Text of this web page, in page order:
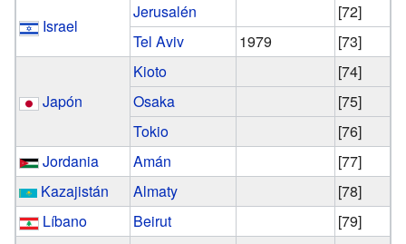
Israel
Jerusalén
[72]
Tel Aviv
1979 [73]
Japón
Kioto
[74]
Osaka
[75]
Tokio
[76]
Jordania
Amán
[77]
Kazajistán
Almaty
[78]
Líbano
Beirut
[79]